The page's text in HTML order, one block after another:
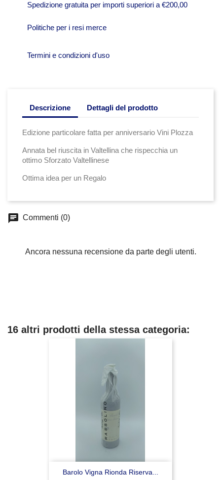
Spedizione gratuita per importi superiori a €200,00
Politiche per i resi merce
Termini e condizioni d'uso
Descrizione Dettagli del prodotto
Edizione particolare fatta per anniversario Vini Plozza
Annata bel riuscita in Valtellina che rispecchia un
ottimo Sforzato Valtellinese
Ottima idea per un Regalo
chat Commenti (0)
Ancora nessuna recensione da parte degli utenti.
16 altri prodotti della stessa categoria:
Barolo Vigna Rionda Riserva...